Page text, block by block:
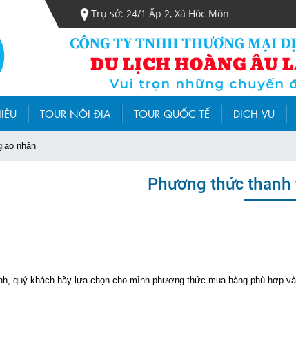
Trụ sở: 24/1 Ấp 2, Xã Hóc Môn
TOUR NỘI ĐỊA TOUR QUỐC TẾ DỊCH VỤ
nhận
Phương thức
quý khách hãy lựa chọn cho mình phương thức mua hàng phù hợp